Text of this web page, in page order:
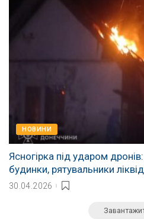
НОВИНИ
Ясногірка під ударом
будинки, рятувальники
30.04.2026